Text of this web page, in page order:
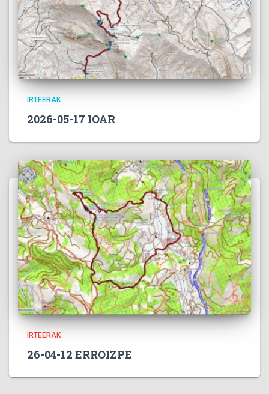
IRTEERAK
2026-05-17 IOAR
IRTEERAK
26-04-12 ERROIZPE